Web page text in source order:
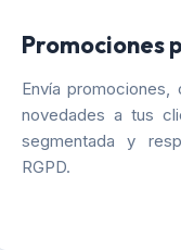
Promociones
Envía
novedades a tus
segmentada y
RGPD.